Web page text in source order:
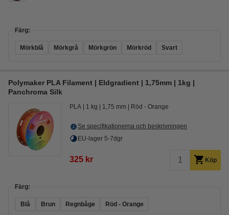
Färg:
Mörkblå Mörkgrå Mörkgrön Mörkröd Svart
Polymaker PLA Filament | Eldgradient | 1,75mm | 1kg |
Panchroma Silk
PLA 1 kg 1,75 mm Röd - Orange
Se specifikationerna och beskrivningen
EU-lager 5-7dgr
325 kr Köp
Färg:
Blå Brun Regnbåge Röd - Orange